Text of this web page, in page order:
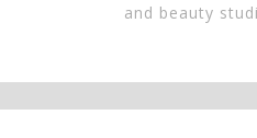
and beauty